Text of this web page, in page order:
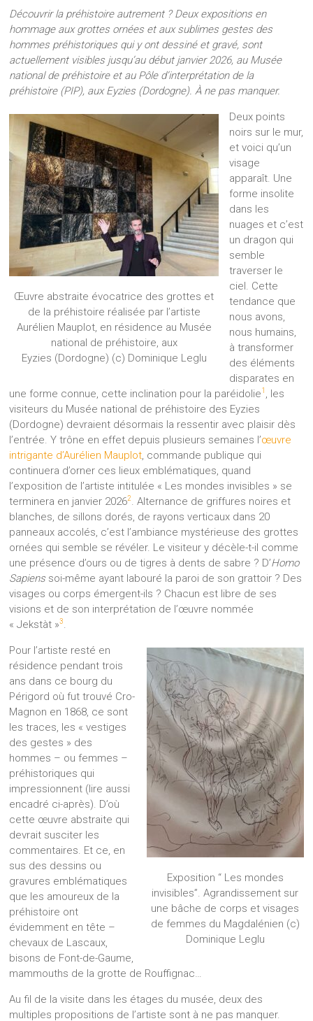
Découvrir la préhistoire autrement ? Deux expositions en
hommage aux grottes ornées et aux sublimes gestes des
hommes préhistoriques qui y ont dessiné et gravé, sont
actuellement visibles jusqu’au début janvier 2026, au Musée
national de préhistoire et au Pôle d’interprétation de la
préhistoire (PIP), aux Eyzies (Dordogne). À ne pas manquer.
Œuvre abstraite évocatrice des grottes et
de la préhistoire réalisée par l’artiste
Aurélien Mauplot, en résidence au Musée
national de préhistoire, aux
Eyzies (Dordogne) (c) Dominique Leglu
Deux points
noirs sur le mur,
et voici qu’un
visage
apparaît. Une
forme insolite
dans les
nuages et c’est
un dragon qui
semble
traverser le
ciel. Cette
tendance que
nous avons,
nous humains,
à transformer
des éléments
disparates en
une forme connue, cette inclination pour la paréidolie1
, les
visiteurs du Musée national de préhistoire des Eyzies
(Dordogne) devraient désormais la ressentir avec plaisir dès
l’entrée. Y trône en effet depuis plusieurs semaines l’œuvre
intrigante d’Aurélien Mauplot , commande publique qui
continuera d’orner ces lieux emblématiques, quand
l’exposition de l’artiste intitulée « Les mondes invisibles » se
terminera en janvier 20262
. Alternance de griffures noires et
blanches, de sillons dorés, de rayons verticaux dans 20
panneaux accolés, c’est l’ambiance mystérieuse des grottes
ornées qui semble se révéler. Le visiteur y décèle-t-il comme
une présence d’ours ou de tigres à dents de sabre ? D’Homo
Sapienssoi-même ayant labouré la paroi de son grattoir ? Des
visages ou corps émergent-ils ? Chacun est libre de ses
visions et de son interprétation de l’œuvre nommée
« Jekstàt »3
Exposition “ Les mondes
invisibles”. Agrandissement sur
une bâche de corps et visages
de femmes du Magdalénien (c)
Dominique Leglu
Pour l’artiste resté en
résidence pendant trois
ans dans ce bourg du
Périgord où fut trouvé Cro-
Magnon en 1868, ce sont
les traces, les « vestiges
des gestes » des
hommes – ou femmes –
préhistoriques qui
impressionnent (lire aussi
encadré ci-après). D’où
cette œuvre abstraite qui
devrait susciter les
commentaires. Et ce, en
sus des dessins ou
gravures emblématiques
que les amoureux de la
préhistoire ont
évidemment en tête –
chevaux de Lascaux,
bisons de Font-de-Gaume,
mammouths de la grotte de Rouffignac…
Au fil de la visite dans les étages du musée, deux des
multiples propositions de l’artiste sont à ne pas manquer.